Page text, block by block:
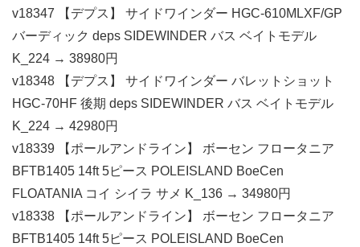
v18347 【デプス】 サイドワインダー HGC-610MLXF/GP
バーディック deps SIDEWINDER バス ベイトモデル
K_224 → 38980円
v18348 【デプス】 サイドワインダー バレットショット
HGC-70HF 後期 deps SIDEWINDER バス ベイトモデル
K_224 → 42980円
v18339 【ポールアンドライン】 ボーセン フロータニア
BFTB1405 14ft 5ピース POLEISLAND BoeCen
FLOATANIA コイ シイラ サメ K_136 → 34980円
v18338 【ポールアンドライン】 ボーセン フロータニア
BFTB1405 14ft 5ピース POLEISLAND BoeCen